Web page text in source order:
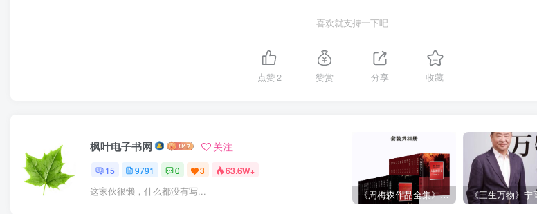
喜欢就支持一下吧
点赞2 赞赏 分享 收藏
枫叶电子书网 关注
15 9791 0 3 63.6W+
这家伙很懒，什么都没有写... 《周梅森作品全集》[共30册]